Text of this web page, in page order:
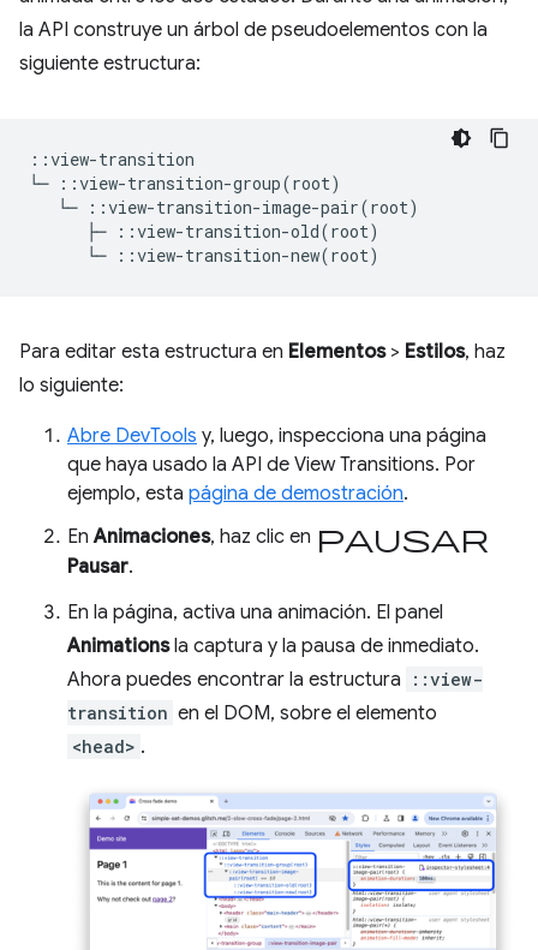
la API construye un árbol de pseudoelementos con la
siguiente estructura:
::view-transition
└─ ::view-transition-group(root)
   └─ ::view-transition-image-pair(root)
      ├─ ::view-transition-old(root)
Para editar esta estructura en Elementos> Estilos, haz
lo siguiente:
Abre DevTools y, luego, inspecciona una página
que haya usado la API de View Transitions. Por
ejemplo, esta página de demostración.
EnAnimaciones, haz clic en pausar
Pausar.
En la página, activa una animación. El panel
Animationsla captura y la pausa de inmediato.
Ahora puedes encontrar la estructura
::view-
transition en el DOM, sobre el elemento
<head> .